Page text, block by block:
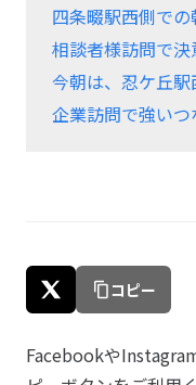
四条畷駅西側で
相談者様訪問で
今朝は、忍ケ丘
企業訪問で強い
コピー
Facebookや